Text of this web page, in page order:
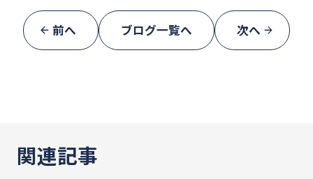
前へ ブログ一覧へ 次へ
関連記事